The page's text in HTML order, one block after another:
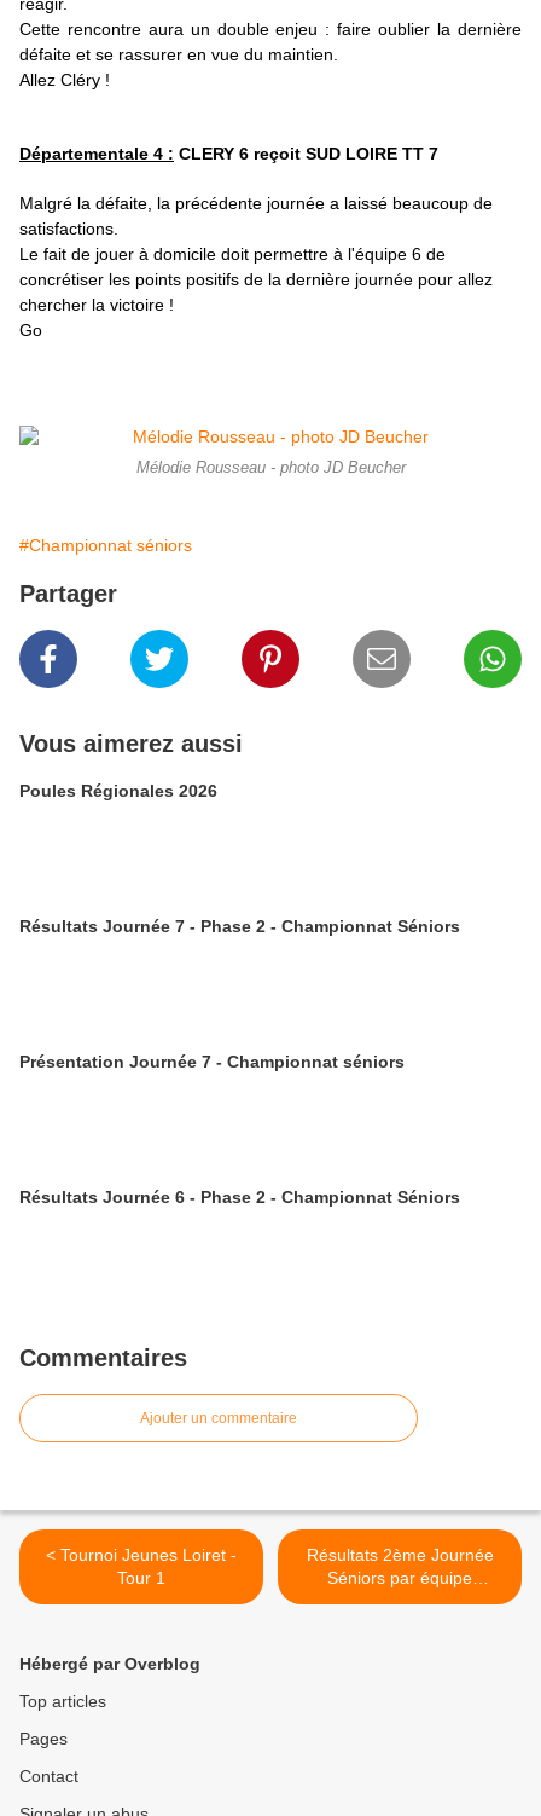
Cette rencontre aura un double enjeu : faire oublier la dernière
défaite et se rassurer en vue du maintien.
Allez Cléry !
Départementale 4 : CLERY 6 reçoit SUD LOIRE TT 7
Malgré la défaite, la précédente journée a laissé beaucoup de
satisfactions.
Le fait de jouer à domicile doit permettre à l'équipe 6 de
concrétiser les points positifs de la dernière journée pour allez
chercher la victoire !
Go
Mélodie Rousseau - photo JD Beucher
#Championnat séniors
Partager
Vous aimerez aussi
Poules Régionales 2026
Résultats Journée 7 - Phase 2 - Championnat Séniors
Présentation Journée 7 - Championnat séniors
Résultats Journée 6 - Phase 2 - Championnat Séniors
Commentaires
Ajouter un commentaire
< Tournoi Jeunes Loiret -
Tour 1
Résultats 2ème Journée
Séniors par équipe
Départementales >
Hébergé par Overblog
Top articles
Pages
Contact